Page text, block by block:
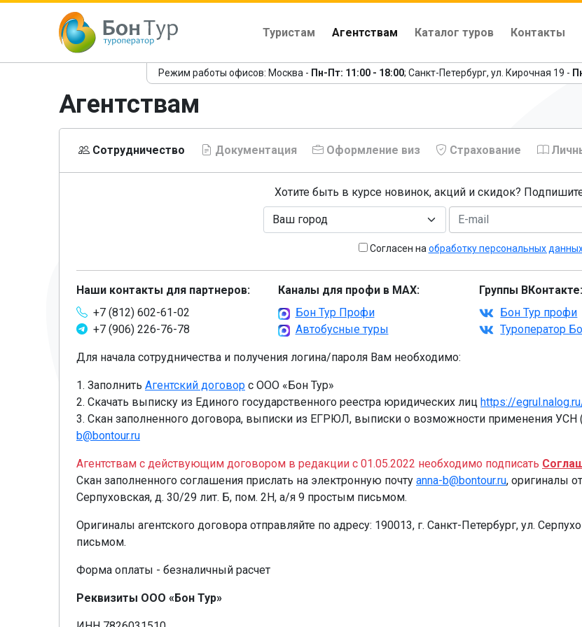
Туристам Агентствам Каталог туров Контакты
Режим работы офисов: Москва - Пн-Пт: 11:00 - 18:00; Санкт-Петербург, ул. Кирочная 19 -
Агентствам
Сотрудничество Документация Оформление виз Страхование
Хотите быть в курсе новинок, акций и скидок?
Согласен наобработку персональных
Наши контакты для партнеров:
+7 (812) 602-61-02
+7 (906) 226-76-78
Каналы для профи в MAX:
Бон Тур Профи
Автобусные туры
Группы ВКонтакте:
Бон Тур профи
Туроператор
Для начала сотрудничества и получения логина/пароля Вам необходимо:
1. Заполнить Агентский договор с ООО «Бон Тур»
2. Скачать выписку из Единого государственного реестра юридических лиц https://
3. Скан заполненного договора, выписки из ЕГРЮЛ, выписки о возможности применения УСН
b@bontour.ru
Агентствам с действующим договором в редакции с 01.05.2022 необходимо подписать
Скан заполненного соглашения прислать на электронную почту anna-b@bontour.ru, оригиналы
Серпуховская, д. 30/29 лит. Б, пом. 2Н, а/я 9 простым письмом.
Оригиналы агентского договора отправляйте по адресу: 190013, г. Санкт-Петербург, ул.
письмом.
Форма оплаты - безналичный расчет
Реквизиты ООО «Бон Тур»